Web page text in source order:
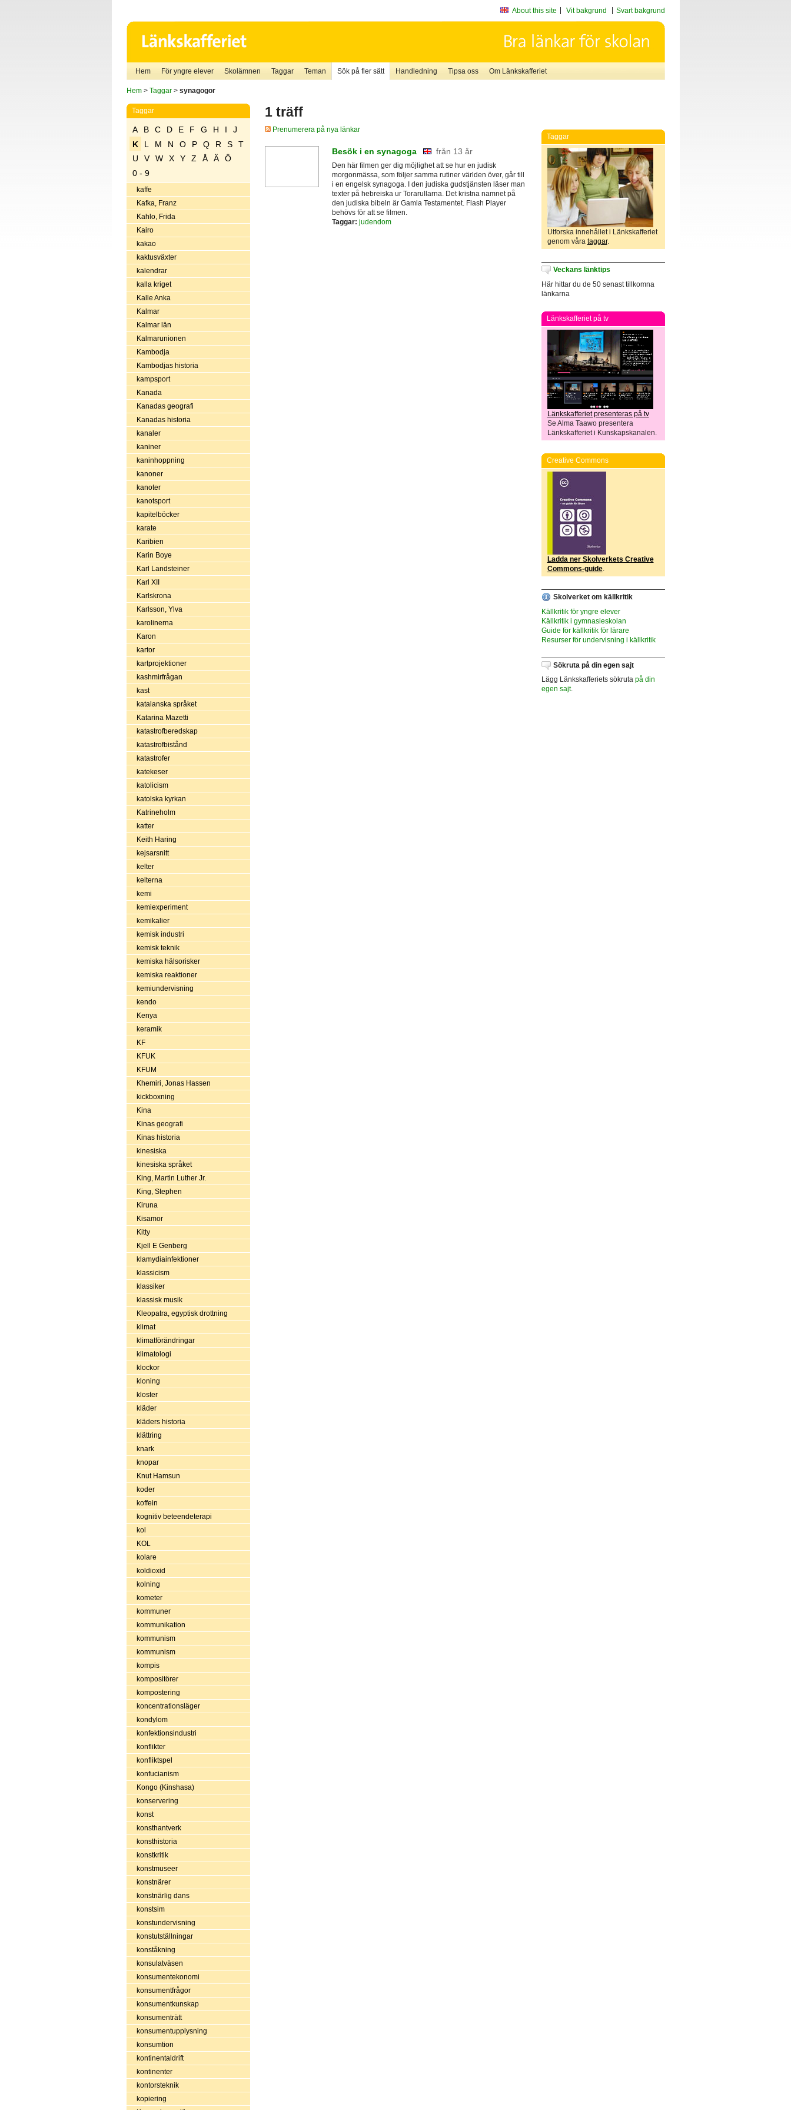
About this site Vit bakgrund Svart bakgrund
Hem För yngre elever Skolämnen Taggar Teman Sök på fler sätt Handledning Tipsa oss Om Länkskafferiet
Hem> Taggar> synagogor
Taggar
A B C D E F G H I
J
K
L M N O P Q R S
T
U
V W X Y Z Å Ä
Ö
0 - 9
kaffe
Kafka, Franz
Kahlo, Frida
Kairo
kakao
kaktusväxter
kalendrar
kalla kriget
Kalle Anka
Kalmar
Kalmar län
Kalmarunionen
Kambodja
Kambodjas historia
kampsport
Kanada
Kanadas geografi
Kanadas historia
kanaler
kaniner
kaninhoppning
kanoner
kanoter
kanotsport
kapitelböcker
karate
Karibien
Karin Boye
Karl Landsteiner
Karl XII
Karlskrona
Karlsson, Ylva
karolinerna
Karon
kartor
kartprojektioner
kashmirfrågan
kast
katalanska språket
Katarina Mazetti
katastrofberedskap
katastrofbistånd
katastrofer
katekeser
katolicism
katolska kyrkan
Katrineholm
katter
Keith Haring
kejsarsnitt
kelter
kelterna
kemi
kemiexperiment
kemikalier
kemisk industri
kemisk teknik
kemiska hälsorisker
kemiska reaktioner
kemiundervisning
kendo
Kenya
keramik
KF
KFUK
KFUM
Khemiri, Jonas Hassen
kickboxning
Kina
Kinas geografi
Kinas historia
kinesiska
kinesiska språket
King, Martin Luther Jr.
King, Stephen
Kiruna
Kisamor
Kitty
Kjell E Genberg
klamydiainfektioner
klassicism
klassiker
klassisk musik
Kleopatra, egyptisk drottning
klimat
klimatförändringar
klimatologi
klockor
kloning
kloster
kläder
kläders historia
klättring
knark
knopar
Knut Hamsun
koder
koffein
kognitiv beteendeterapi
kol
KOL
kolare
koldioxid
kolning
kometer
kommuner
kommunikation
kommunism
kommunism
kompis
kompositörer
kompostering
koncentrationsläger
kondylom
konfektionsindustri
konflikter
konfliktspel
konfucianism
Kongo (Kinshasa)
konservering
konst
konsthantverk
konsthistoria
konstkritik
konstmuseer
konstnärer
konstnärlig dans
konstsim
konstundervisning
konstutställningar
konståkning
konsulatväsen
konsumentekonomi
konsumentfrågor
konsumentkunskap
konsumenträtt
konsumentupplysning
konsumtion
kontinentaldrift
kontinenter
kontorsteknik
kopiering
1 träff
Prenumerera på nya länkar
Besök i en synagoga från 13 år
Den här filmen ger dig möjlighet att se hur en judisk
morgonmässa, som följer samma rutiner världen över, går till
i en engelsk synagoga. I den judiska gudstjänsten läser man
texter på hebreiska ur Torarullarna. Det kristna namnet på
den judiska bibeln är Gamla Testamentet. Flash Player
behövs för att se filmen.
Taggar: judendom
Taggar
Utforska innehållet i Länkskafferiet
genom våra taggar.
Veckans länktips
Här hittar du de 50 senast tillkomna
länkarna
Länkskafferiet på tv
Länkskafferiet presenteras på tv
Se Alma Taawo presentera
Länkskafferiet i Kunskapskanalen.
Creative Commons
Ladda ner Skolverkets Creative
Commons-guide.
Skolverket om källkritik
Källkritik för yngre elever
Källkritik i gymnasieskolan
Guide för källkritik för lärare
Resurser för undervisning i källkritik
Sökruta på din egen sajt
Lägg Länkskafferiets sökruta på din
egen sajt.